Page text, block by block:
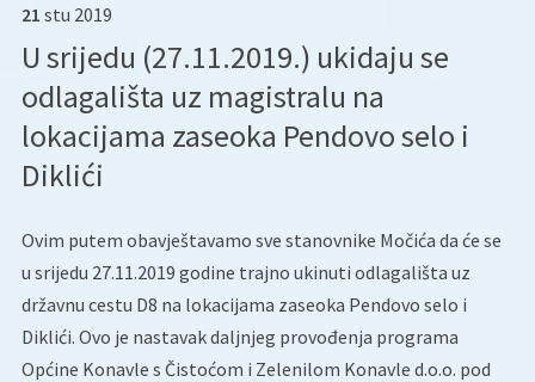
21 stu 2019
U srijedu (27.11.2019.) ukidaju se
odlagališta uz magistralu na
lokacijama zaseoka Pendovo selo i
Diklići
Ovim putem obavještavamo sve stanovnike Močića da će se
u srijedu 27.11.2019 godine trajno ukinuti odlagališta uz
državnu cestu D8 na lokacijama zaseoka Pendovo selo i
Diklići. Ovo je nastavak daljnjeg provođenja programa
Općine Konavle s Čistoćom i Zelenilom Konavle d.o.o. pod